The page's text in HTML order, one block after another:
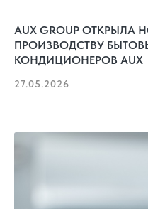
AUX GROUP
ПРОИЗВОДСТВУ
КОНДИЦИОНЕРОВ AUX
27.05.2026